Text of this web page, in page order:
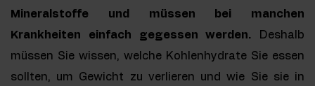
Mineralstoffe und müssen bei manchen
Krankheiten einfach gegessen werden. Deshalb
müssen Sie wissen, welche Kohlenhydrate Sie essen
sollten, um Gewicht zu verlieren und wie Sie sie in